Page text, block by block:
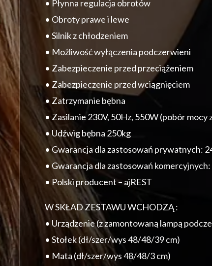
• Płynna regulacja obrotów
• Obroty prawe i lewe
• Silnik z chłodzeniem
• Możliwość wyłączenia podczerwieni
• Zabezpieczenie przed przeciążeniem
• Zabezpieczenie przed wciągnięciem
• Zatrzymanie bębna
• Zasilanie 230V, 50Hz, 550W (pobór mocy
• Udźwig bębna 250kg
• Gwarancja dla zastosowań prywatnych:
• Gwarancja dla zastosowań
• Polski producent – ajREST
W SKŁAD ZESTAWU WCHODZĄ :
• Urządzenie (z zamontowaną lampą
• Stołek (dł/szer/wys 48/48/39 cm)
• Mata (dł/szer/wys 48/48/3 cm)